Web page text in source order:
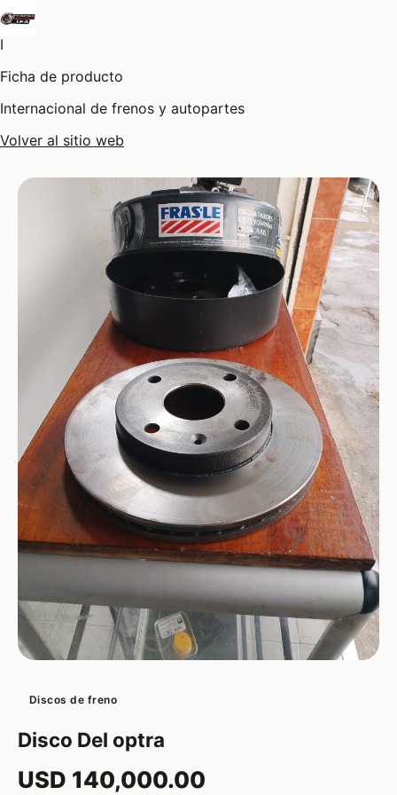
I
Ficha de producto
Internacional de frenos y autopartes
Volver al sitio web
Discos de freno
Disco Del optra
USD 140,000.00